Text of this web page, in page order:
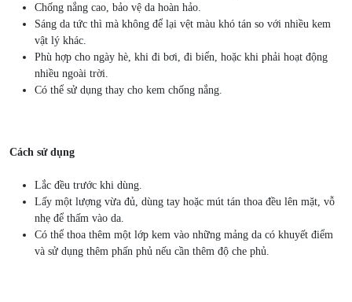
Chống nắng cao, bảo vệ da hoàn hảo.
Sáng da tức thì mà không để lại vệt màu khó tán so với nhiều kem
vật lý khác.
Phù hợp cho ngày hè, khi đi bơi, đi biển, hoặc khi phải hoạt động
nhiều ngoài trời.
Có thể sử dụng thay cho kem chống nắng.
Cách sử dụng
Lắc đều trước khi dùng.
Lấy một lượng vừa đủ, dùng tay hoặc mút tán thoa đều lên mặt, vỗ
nhẹ để thấm vào da.
Có thể thoa thêm một lớp kem vào những mảng da có khuyết điểm
và sử dụng thêm phấn phủ nếu cần thêm độ che phủ.